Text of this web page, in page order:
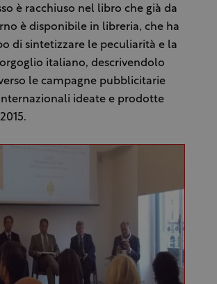
è racchiuso nel libro che già da
è disponibile in libreria, che ha
di sintetizzare le peculiarità e la
italiano, descrivendolo
le campagne pubblicitarie
ideate e prodotte